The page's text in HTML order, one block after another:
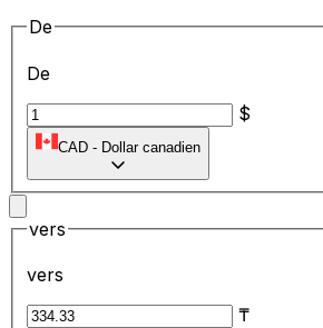
De
De
$
CAD - Dollar canadien
vers
vers
₸